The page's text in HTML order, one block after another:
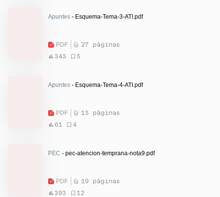
Apuntes - Esquema-Tema-3-ATI.pdf
PDF
27 páginas
343
5
Apuntes - Esquema-Tema-4-ATI.pdf
PDF
13 páginas
61
4
PEC - pec-atencion-temprana-nota9.pdf
PDF
19 páginas
393
12